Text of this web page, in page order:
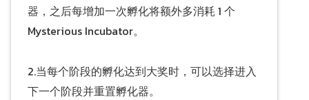
器，之后每增加一次孵化将额外多消耗 1 个
Mysterious Incubator。
2.当每个阶段的孵化达到大奖时，可以选择进入
下一个阶段并重置孵化器。